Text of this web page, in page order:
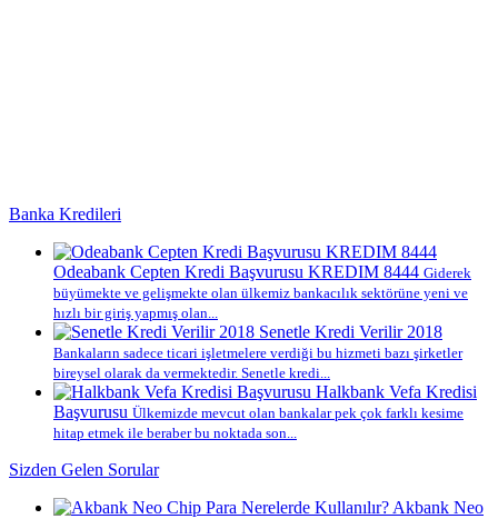
Banka Kredileri
Odeabank Cepten Kredi Başvurusu KREDIM 8444 Giderek
büyümekte ve gelişmekte olan ülkemiz bankacılık sektörüne yeni ve
hızlı bir giriş yapmış olan...
Senetle Kredi Verilir 2018
Bankaların sadece ticari işletmelere verdiği bu hizmeti bazı şirketler
bireysel olarak da vermektedir. Senetle kredi...
Halkbank Vefa Kredisi
Başvurusu Ülkemizde mevcut olan bankalar pek çok farklı kesime
hitap etmek ile beraber bu noktada son...
Sizden Gelen Sorular
Akbank Neo